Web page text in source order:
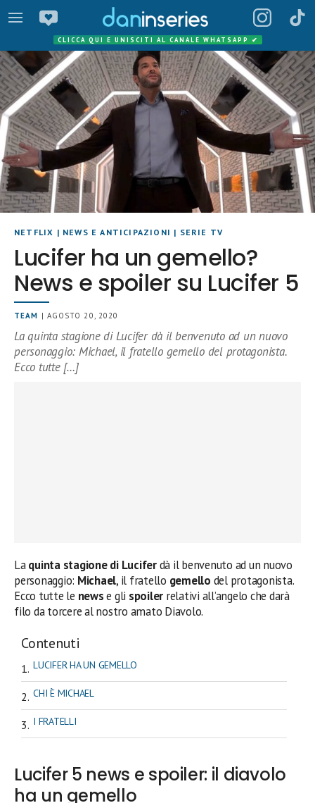
CLICCA QUI E UNISCITI AL CANALE WHATSAPP ✔
NETFLIX | NEWS E ANTICIPAZIONI | SERIE TV
Lucifer ha un gemello?
News e spoiler su Lucifer 5
TEAM | AGOSTO 20, 2020
La quinta stagione di Lucifer dà il benvenuto ad un nuovo
personaggio: Michael, il fratello gemello del protagonista.
Ecco tutte […]
Laquinta stagione di Luciferdà il benvenuto ad un nuovo
personaggio: Michael, il fratello gemello del protagonista.
Ecco tutte le newse gli spoiler relativi all’angelo che darà
filo da torcere al nostro amato Diavolo.
Contenuti
LUCIFER HA UN GEMELLO
CHI È MICHAEL
I FRATELLI
Lucifer 5 news e spoiler: il diavolo
ha un gemello